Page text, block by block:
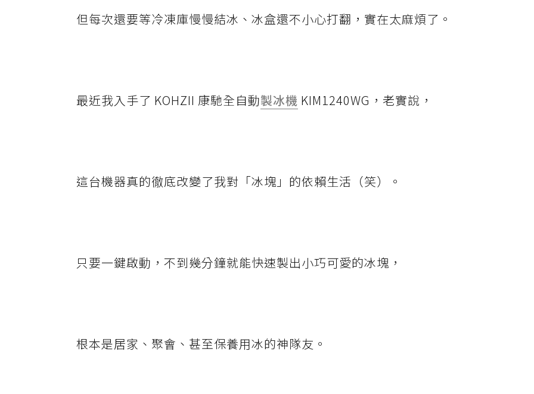
但每次還要等冷凍庫慢慢結冰、冰盒還不小心打翻，實在太麻煩了。
最近我入手了 KOHZII 康馳全自動製冰機 KIM1240WG，老實說，
這台機器真的徹底改變了我對「冰塊」的依賴生活（笑）。
只要一鍵啟動，不到幾分鐘就能快速製出小巧可愛的冰塊，
根本是居家、聚會、甚至保養用冰的神隊友。